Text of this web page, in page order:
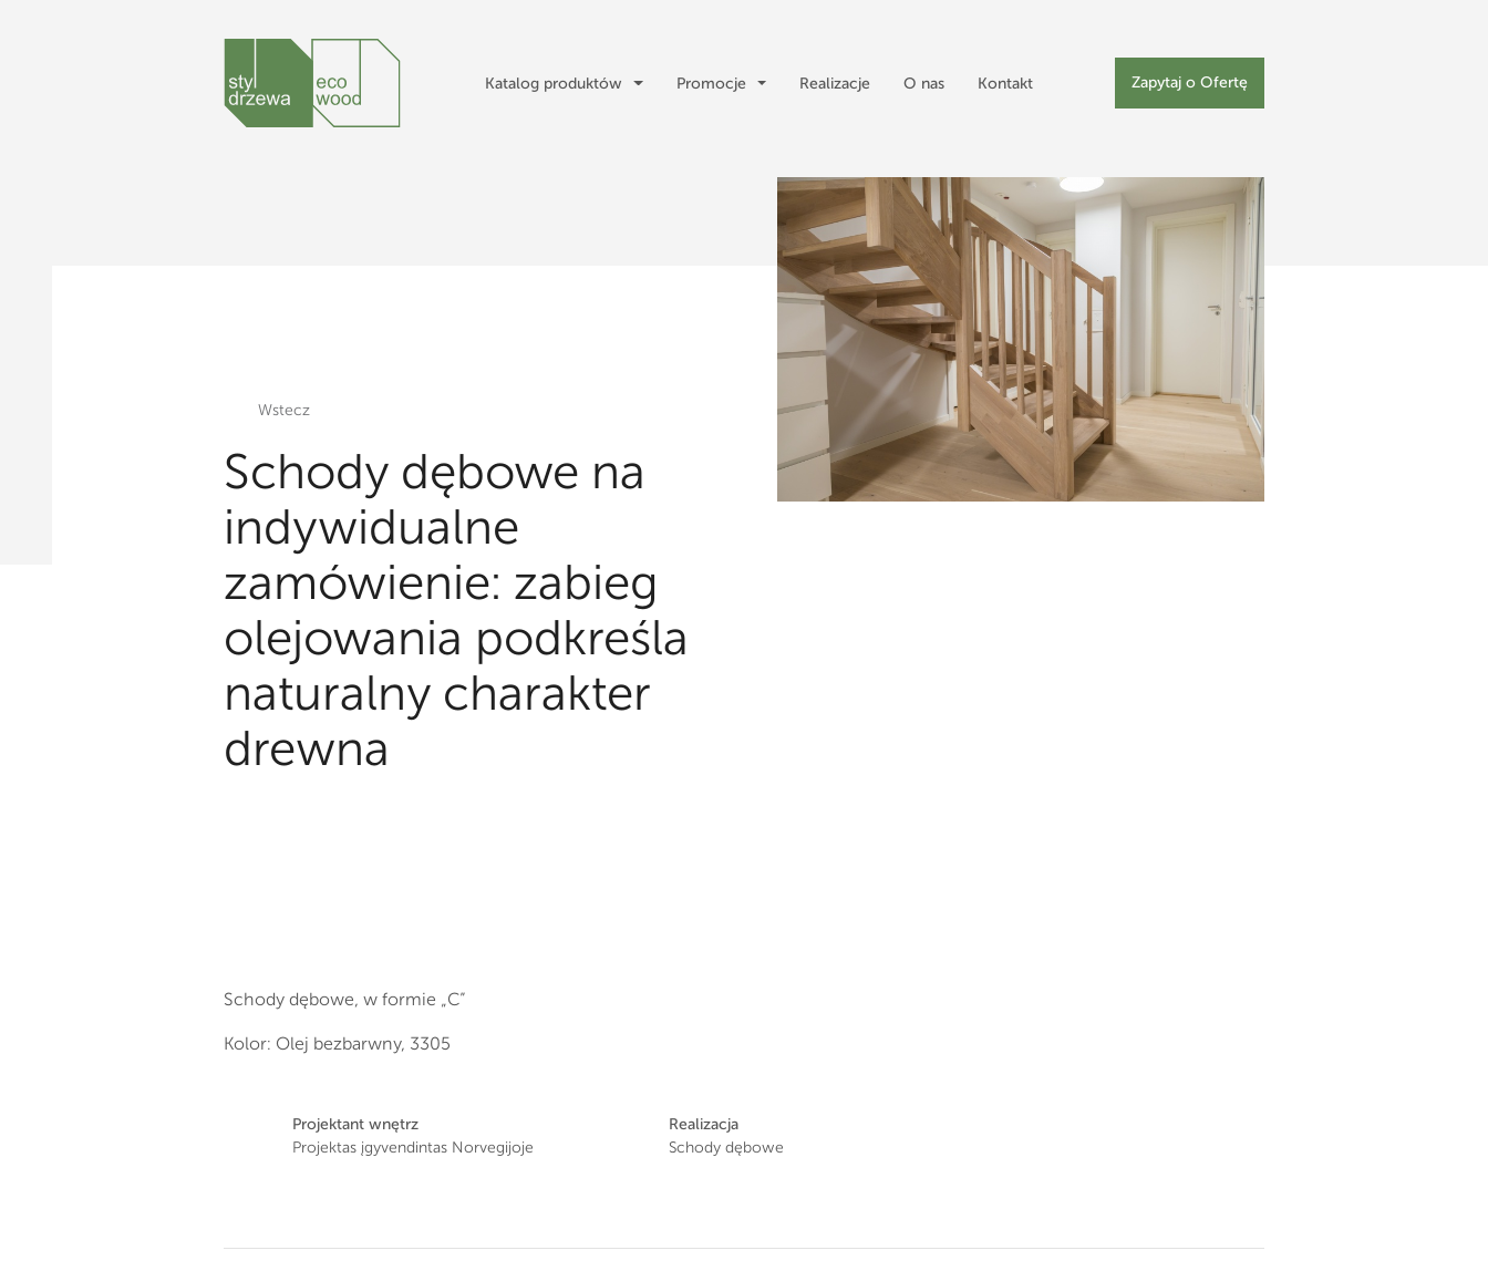
Katalog produktów Promocje Realizacje O nas Kontakt Zapytaj o Ofertę
Wstecz
Schody dębowe na
indywidualne
zamówienie: zabieg
olejowania podkreśla
naturalny charakter
drewna
Schody dębowe, w formie „C”
Kolor: Olej bezbarwny, 3305
Projektant wnętrz
Projektas įgyvendintas Norvegijoje
Realizacja
Schody dębowe